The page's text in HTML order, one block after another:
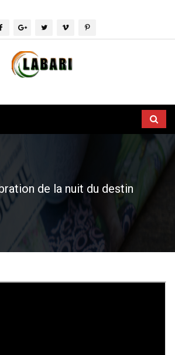
de la nuit du destin